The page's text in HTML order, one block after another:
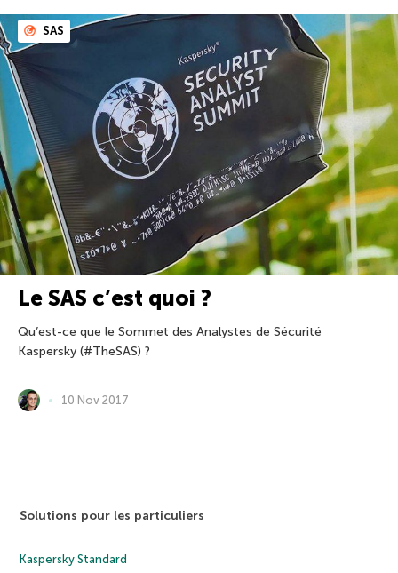
SAS
Le SAS c’est quoi ?
Qu’est-ce que le Sommet des Analystes de Sécurité
Kaspersky (#TheSAS) ?
10 Nov 2017
Solutions pour les particuliers
Kaspersky Standard